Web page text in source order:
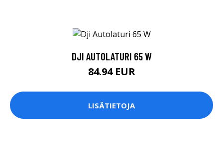
DJI AUTOLATURI 65 W
84.94 EUR
LISÄTIETOJA